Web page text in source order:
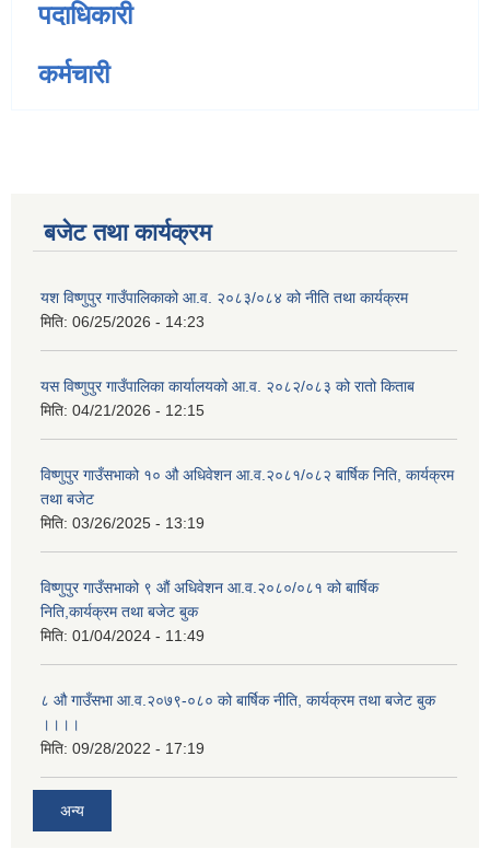
पदाधिकारी
कर्मचारी
बजेट तथा कार्यक्रम
यश विष्णुपुर गाउँपालिकाको आ.व. २०८३/०८४ को नीति तथा कार्यक्रम
मिति: 06/25/2026 - 14:23
यस विष्णुपुर गाउँपालिका कार्यालयको आ.व. २०८२/०८३ को रातो किताब
मिति: 04/21/2026 - 12:15
विष्णुपुर गाउँसभाको १० औ अधिवेशन आ.व.२०८१/०८२ बार्षिक निति, कार्यक्रम
तथा बजेट
मिति: 03/26/2025 - 13:19
विष्णुपुर गाउँसभाको ९ औं अधिवेशन आ.व.२०८०/०८१ को बार्षिक
निति,कार्यक्रम तथा बजेट बुक
मिति: 01/04/2024 - 11:49
८ औ गाउँसभा आ.व.२०७९-०८० को बार्षिक नीति, कार्यक्रम तथा बजेट बुक
।।।।
मिति: 09/28/2022 - 17:19
अन्य